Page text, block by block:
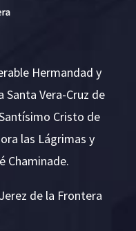
Hermandad y
Santa Vera-Cruz de
Cristo de
las Lágrimas y
Chaminade.
de la Frontera